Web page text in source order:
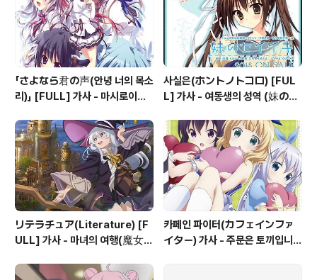
「さよなら君の声(안녕 너의 목소
리)」 [FULL] 가사 - 마시로이로
사실은(ホントノトコロ) [FUL
L] 가사 - 여동생의 성역 (妹のセ
リテラチュア(Literature) [F
ULL] 가사 - 마녀의 여행(魔女の
카페인 파이터(カフェインファ
イター) 가사 - 주문은 토끼입니까